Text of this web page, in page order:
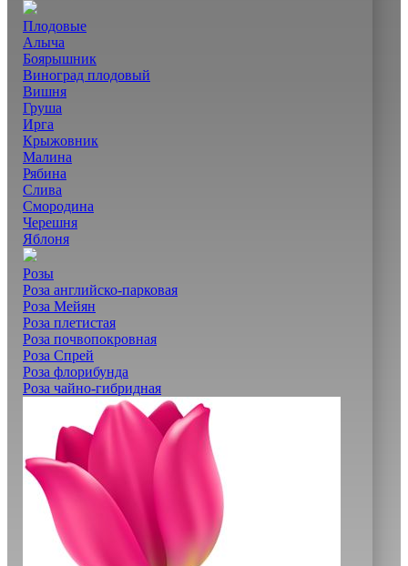
Плодовые
Алыча
Боярышник
Виноград плодовый
Вишня
Груша
Ирга
Крыжовник
Малина
Рябина
Слива
Смородина
Черешня
Яблоня
Розы
Роза английско-парковая
Роза Мейян
Роза плетистая
Роза почвопокровная
Роза Спрей
Роза флорибунда
Роза чайно-гибридная